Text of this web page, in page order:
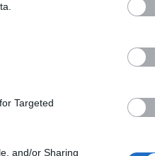
Targeted
and/or Sharing
Francia, il